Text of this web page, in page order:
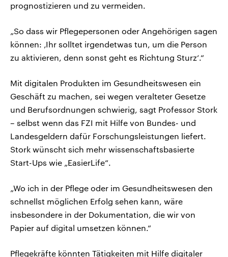
prognostizieren und zu vermeiden.
„So dass wir Pflegepersonen oder Angehörigen sagen
können: ‚Ihr solltet irgendetwas tun, um die Person
zu aktivieren, denn sonst geht es Richtung Sturz‘.“
Mit digitalen Produkten im Gesundheitswesen ein
Geschäft zu machen, sei wegen veralteter Gesetze
und Berufsordnungen schwierig, sagt Professor Stork
– selbst wenn das FZI mit Hilfe von Bundes- und
Landesgeldern dafür Forschungsleistungen liefert.
Stork wünscht sich mehr wissenschaftsbasierte
Start-Ups wie „EasierLife“.
„Wo ich in der Pflege oder im Gesundheitswesen den
schnellst möglichen Erfolg sehen kann, wäre
insbesondere in der Dokumentation, die wir von
Papier auf digital umsetzen können.“
Pflegekräfte könnten Tätigkeiten mit Hilfe digitaler